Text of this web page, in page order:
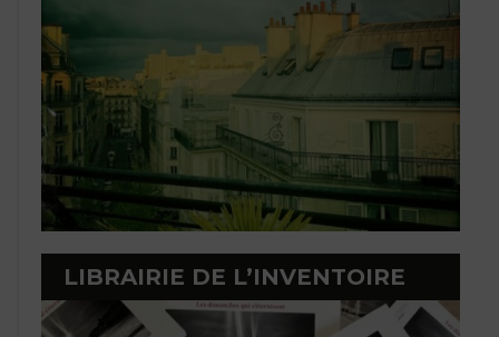
LIBRAIRIE DE L’INVENTOIRE